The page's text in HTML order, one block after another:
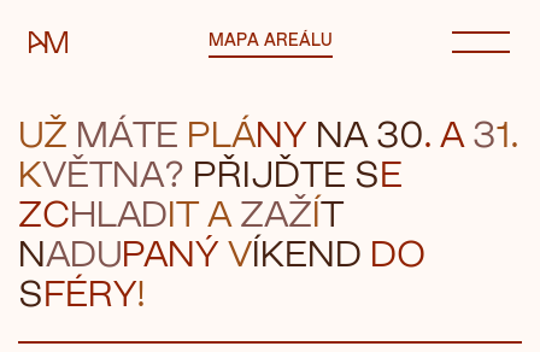
Automatické mlýny MAPA AREÁLU
UŽ MÁTE PLÁNY NA 30. A 31.
KVĚTNA? PŘIJĎTE SE
ZCHLADIT A ZAŽÍT
NADUPANÝ VÍKEND DO
SFÉRY!